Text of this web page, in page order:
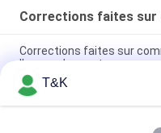
Corrections faites sur
Corrections faites sur
l'usage de sport
imprimant la correction
transfert de chaleur de
T&K